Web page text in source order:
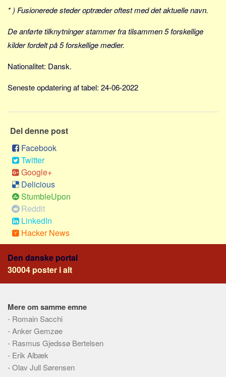
Social sikring og sundhed
Transport
Alle
Aspekter
Jura og regler
Skatter og afgifter
Statistik
Praktisk
Alle
Meta
Dokumenttyper
Emner
Personer
Steder
Om
Webstedet
Forhistorien
Redigering
Tekstannoncer
* ) Fusionerede steder optræder oftest med det aktuelle navn.
De anførte tilknytninger stammer fra tilsammen 5 forskellige
kilder fordelt på 5 forskellige medier.
Nationalitet: Dansk.
Seneste opdatering af tabel: 24-06-2022
Del denne post
Facebook
Twitter
Google+
Delicious
StumbleUpon
Reddit
LinkedIn
Hacker News
Den danske portal
30004 poster i alt
Mere om samme emne
- Romain Sacchi
-Anker Gemzøe
- Rasmus Gjedssø Bertelsen
- Erik Albæk
-Olav Jull Sørensen